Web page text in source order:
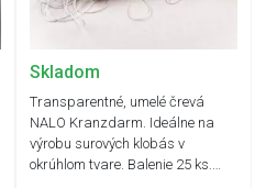
Skladom
Transparentné, umelé črevá
NALO Kranzdarm. Ideálne na
výrobu surových klobás v
okrúhlom tvare. Balenie 25 ks.…